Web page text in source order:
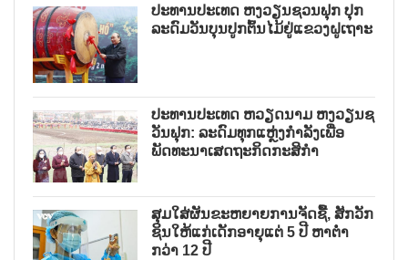
ປະທານປະເທດ ຫງວຽນຊວນຟຸກ ປຸກ
ລະດົມວັນບຸນປູກຕົ້ນໄມ້ຢູ່ແຂວງຝູເຖາະ
ປະທານປະເທດ ຫວຽດນາມ ຫງວຽນຊ
ວັນຟຸກ: ລະດົມທຸກແຫຼ່ງກຳລັງເພື່ອ
ພັດທະນາເສດຖະກິດກະສິກຳ
ສຸມໃສ່ຜັນຂະຫຍາຍການຈັດຊື້, ສັກວັກ
ຊິນໃຫ້ແກ່ເດັກອາຍຸແຕ່ 5 ປີ ຫາຕ່ຳ
ກວ່າ 12 ປີ